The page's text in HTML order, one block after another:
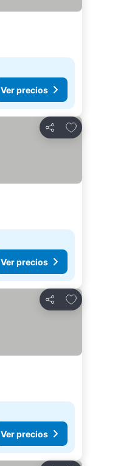
Ver precios
Compartir
Añadir a
Ver precios
Compartir
Añadir a
Ver precios